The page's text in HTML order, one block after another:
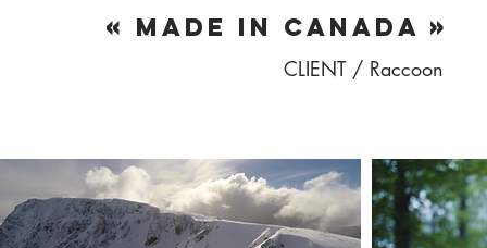
« MADE IN CANADA »
CLIENT / Raccoon